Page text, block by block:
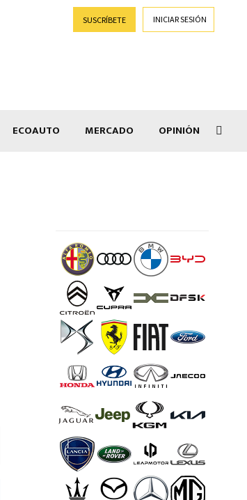
SUSCRÍBETE INICIAR SESIÓN
ECOAUTO MERCADO OPINIÓN